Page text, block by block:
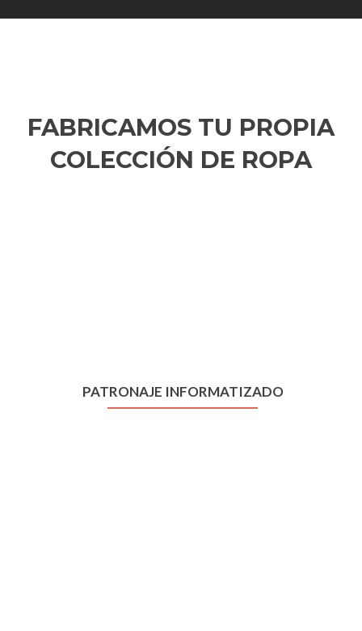
FABRICAMOS TU PROPIA
COLECCIÓN DE ROPA
PATRONAJE INFORMATIZADO